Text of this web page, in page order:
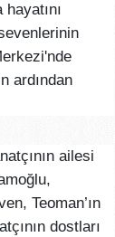
ardından
ailesi
Teoman’ın
dostları